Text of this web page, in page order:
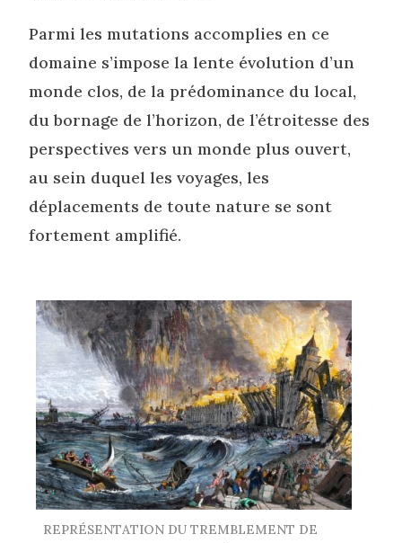
Parmi les mutations accomplies en ce
domaine s’impose la lente évolution d’un
monde clos, de la prédominance du local,
du bornage de l’horizon, de l’étroitesse des
perspectives vers un monde plus ouvert,
au sein duquel les voyages, les
déplacements de toute nature se sont
fortement amplifié.
REPRÉSENTATION DU TREMBLEMENT DE